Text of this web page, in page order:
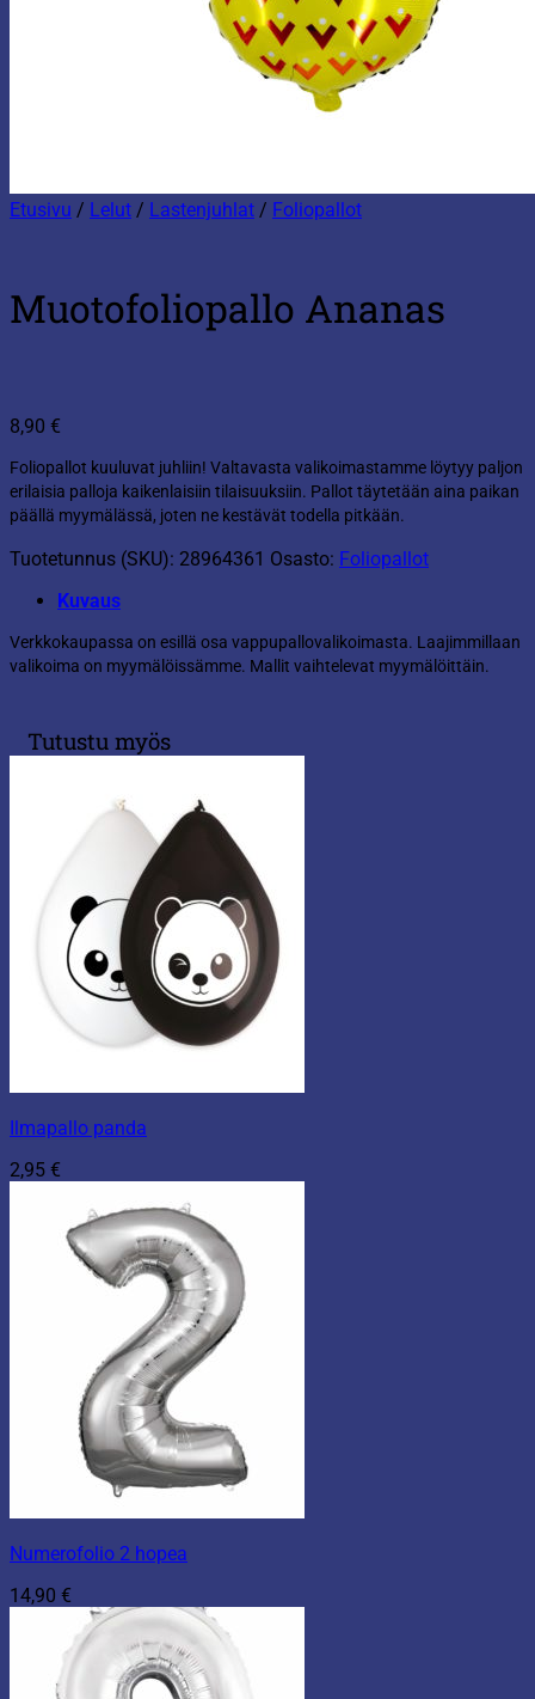
Etusivu / Lelut / Lastenjuhlat / Foliopallot
Muotofoliopallo Ananas
8,90 €
Foliopallot kuuluvat juhliin! Valtavasta valikoimastamme löytyy paljon
erilaisia palloja kaikenlaisiin tilaisuuksiin. Pallot täytetään aina paikan
päällä myymälässä, joten ne kestävät todella pitkään.
Tuotetunnus (SKU): 28964361 Osasto: Foliopallot
Kuvaus
Verkkokaupassa on esillä osa vappupallovalikoimasta. Laajimmillaan
valikoima on myymälöissämme. Mallit vaihtelevat myymälöittäin.
Tutustu myös
Ilmapallo panda
2,95 €
Numerofolio 2 hopea
14,90 €